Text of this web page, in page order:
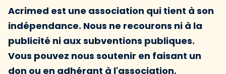
Acrimed est une association qui tient à son
indépendance. Nous ne recourons ni à la
publicité ni aux subventions publiques.
Vous pouvez nous soutenir en faisant un
don ou en adhérant à l'association.